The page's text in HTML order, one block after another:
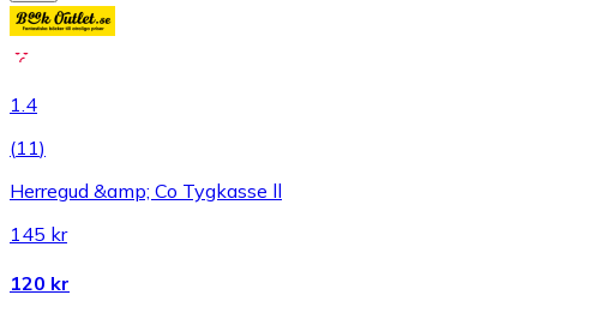
1.4
(11)
Herregud &amp; Co Tygkasse ll
145 kr
120 kr